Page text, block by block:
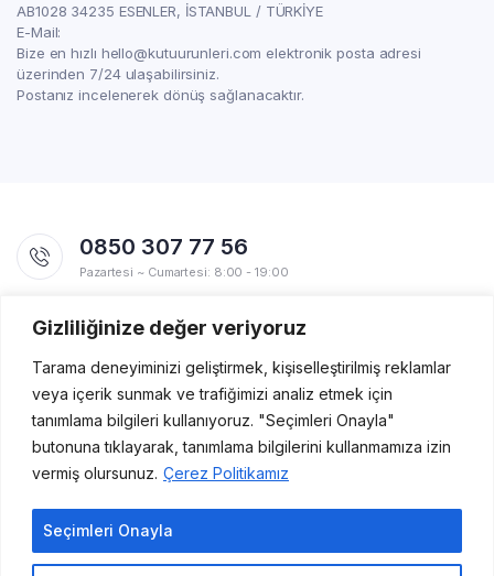
Gizliliğinize değer veriyoruz
Tarama deneyiminizi geliştirmek, kişiselleştirilmiş reklamlar
veya içerik sunmak ve trafiğimizi analiz etmek için
tanımlama bilgileri kullanıyoruz. "Seçimleri Onayla"
butonuna tıklayarak, tanımlama bilgilerini kullanmamıza izin
vermiş olursunuz. Çerez Politikamız
Seçimleri Onayla
AB1028 34235 ESENLER, İSTANBUL / TÜRKİYE
E-Mail:
Bize en hızlı hello@kutuurunleri.com elektronik posta adresi
üzerinden 7/24 ulaşabilirsiniz.
Postanız incelenerek dönüş sağlanacaktır.
0850 307 77 56
Pazartesi ~ Cumartesi: 8:00 - 19:00
Uygulamalarımız
Yakında Apple Store ve Google Play'de!
Copyright 2021 Kutu Ürünleri © Her hakkı saklıdır.